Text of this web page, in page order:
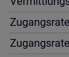
Zu­gangs­ra­te